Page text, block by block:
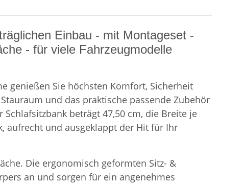
Einbau - mit Montageset -
- für viele Fahrzeugmodelle
genießen Sie höchsten Komfort, Sicherheit
und das praktische passende Zubehör
beträgt 47,50 cm, die Breite je
aufrecht und ausgeklappt der Hit für Ihr
Die ergonomisch geformten Sitz- &
an und sorgen für ein angenehmes